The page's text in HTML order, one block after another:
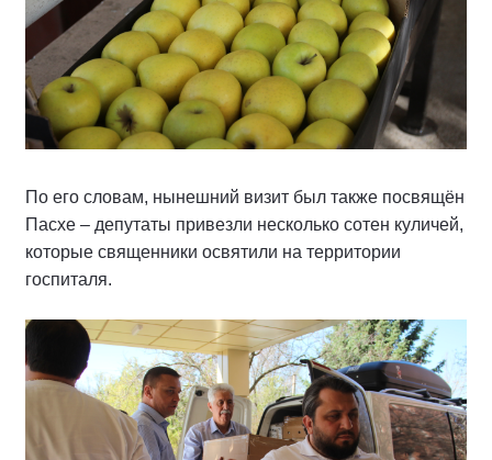
По его словам, нынешний визит был также посвящён
Пасхе – депутаты привезли несколько сотен куличей,
которые священники освятили на территории
госпиталя.